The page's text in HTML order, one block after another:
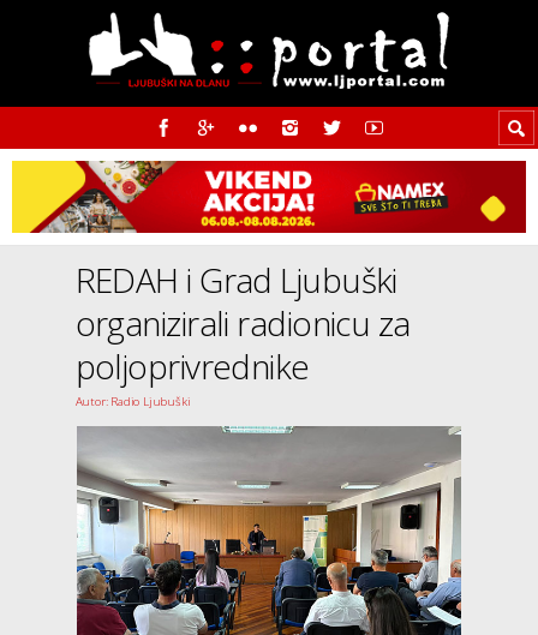
REDAH i Grad Ljubuški
organizirali radionicu za
poljoprivrednike
Autor: Radio Ljubuški